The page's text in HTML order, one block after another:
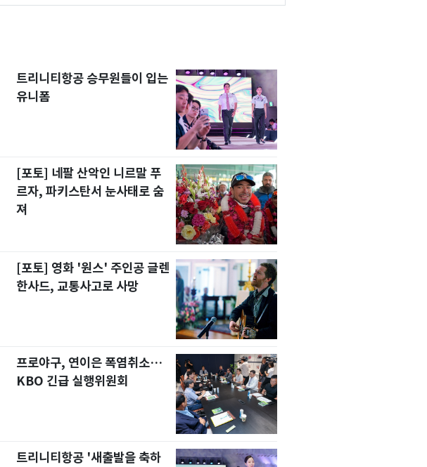
트리니티항공 승무원들이 입는
유니폼
[포토] 네팔 산악인 니르말 푸
르자, 파키스탄서 눈사태로 숨
져
[포토] 영화 '원스' 주인공 글렌
한사드, 교통사고로 사망
프로야구, 연이은 폭염취소…
KBO 긴급 실행위원회
트리니티항공 '새출발을 축하